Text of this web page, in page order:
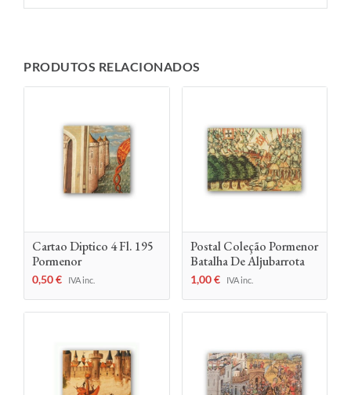
PRODUTOS RELACIONADOS
Cartao Diptico 4 Fl. 195
Pormenor
0,50€ IVA inc.
Postal Coleção Pormenor
Batalha De Aljubarrota
1,00€ IVA inc.